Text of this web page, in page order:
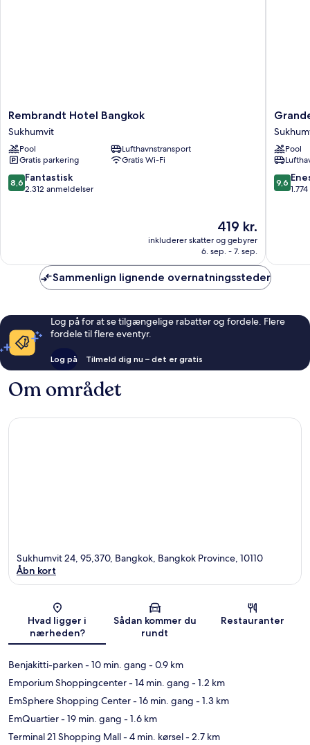
Rembrandt
Hotel
Bangkok
Sukhumvit
Rembrandt Hotel Bangkok
Sukhumvit
Pool
Lufthavnstransport
Gratis parkering
Gratis Wi-Fi
8.6
ud
8,6 Fantastisk
2.312 anmeldelser
Prisen
er
419 kr.
419 kr.
inkluderer skatter og gebyrer
6. sep. - 7. sep.
Grande
Centre
Point
55
Pool
9.6
ud
9,6
Sammenlign lignende overnatningssteder
Log på for at se tilgængelige rabatter og fordele. Flere
fordele til flere eventyr.
Log på Tilmeld dig nu – det er gratis
Om området
Kort
Sukhumvit 24, 95,370, Bangkok, Bangkok Province, 10110
Åbn kort
Hvad ligger i
nærheden?
Sådan kommer du
rundt
Restauranter
Benjakitti-parken- 10 min. gang - 0.9 km
Emporium Shoppingcenter- 14 min. gang - 1.2 km
EmSphere Shopping Center- 16 min. gang - 1.3 km
EmQuartier- 19 min. gang - 1.6 km
Terminal 21 Shopping Mall- 4 min. kørsel- 2.7 km